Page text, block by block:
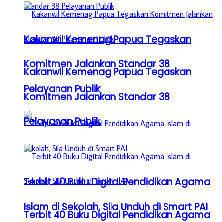
Kakanwil Kemenag Papua Tegaskan
Komitmen Jalankan Standar 38
Pelayanan Publik
Terbit 40 Buku Digital Pendidikan Agama
Islam di Sekolah, Sila Unduh di Smart PAI
Kakanwil Kemenag Papua Tegaskan
Komitmen Jalankan Standar 38
Pelayanan Publik
Terbit 40 Buku Digital Pendidikan Agama